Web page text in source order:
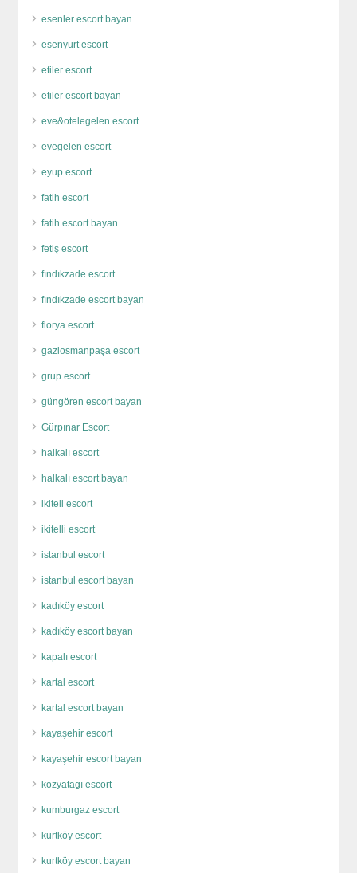
esenler escort bayan
esenyurt escort
etiler escort
etiler escort bayan
eve&otelegelen escort
evegelen escort
eyup escort
fatih escort
fatih escort bayan
fetiş escort
fındıkzade escort
fındıkzade escort bayan
florya escort
gaziosmanpaşa escort
grup escort
güngören escort bayan
Gürpınar Escort
halkalı escort
halkalı escort bayan
ikiteli escort
ikitelli escort
istanbul escort
istanbul escort bayan
kadıköy escort
kadıköy escort bayan
kapalı escort
kartal escort
kartal escort bayan
kayaşehir escort
kayaşehir escort bayan
kozyatagı escort
kumburgaz escort
kurtköy escort
kurtköy escort bayan